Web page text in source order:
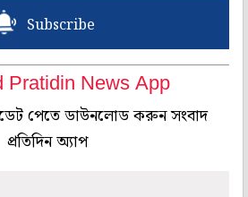
Subscribe
Pratidin News App
পেতে ডাউনলোড করুন সংবাদ
প্রতিদিন অ্যাপ